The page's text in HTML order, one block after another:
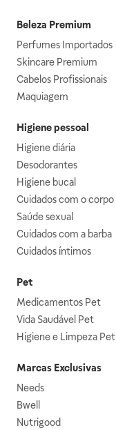
Beleza Premium
Perfumes Importados
Skincare Premium
Cabelos Profissionais
Maquiagem
Higiene pessoal
Higiene diária
Desodorantes
Higiene bucal
Cuidados com o corpo
Saúde sexual
Cuidados com a barba
Cuidados íntimos
Pet
Medicamentos Pet
Vida Saudável Pet
Higiene e Limpeza Pet
Marcas Exclusivas
Needs
Bwell
Nutrigood